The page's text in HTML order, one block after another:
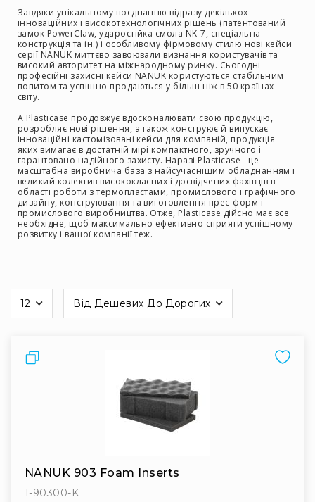
кодів
Приймачі
та
передавачі
Дисплеї
та
комплектуючі
Мікрофони
Студійні
Вокальні
Інструментальні
USB-
Петличні
З
мобільних
пристроїв
Всі
мікрофони
підсилення
Завдяки унікальному поєднанню відразу декількох
інноваційних і високотехнологічних рішень (патентований
замок PowerClaw, ударостійка смола NK-7, спеціальна
конструкція та ін.) і особливому фірмовому стилю нові кейси
серії NANUK миттєво завоювали визнання користувачів та
високий авторитет на міжнародному ринку. Сьогодні
професійні захисні кейси NANUK користуються стабільним
попитом та успішно продаються у більш ніж в 50 країнах
світу.
А Plasticase продовжує вдосконалювати свою продукцію,
розробляє нові рішення, а також конструює й випускає
інноваційні кастомізовані кейси для компаній, продукція
яких вимагає в достатній мірі компактного, зручного і
гарантовано надійного захисту. Наразі Plasticase - це
масштабна виробнича база з найсучаснішим обладнанням і
великий колектив висококласних і досвідчених фахівців в
області роботи з термопластами, промислового і графічного
дизайну, конструювання та виготовлення прес-форм і
промислового виробництва. Отже, Plasticase дійсно має все
необхідне, щоб максимально ефективно сприяти успішному
розвитку і вашої компанії теж.
12
на
Від Дешевих До Дорогих
Порівняти
NANUK 903 Foam Inserts
1-90300-K